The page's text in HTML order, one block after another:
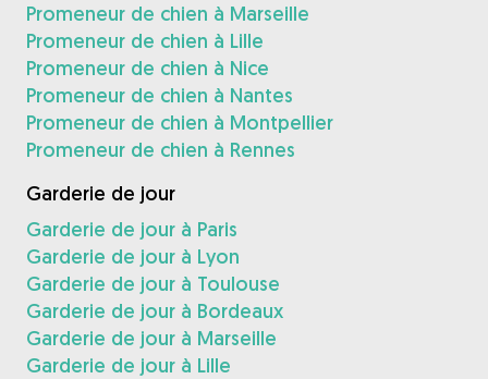
Promeneur de chien à Marseille
Promeneur de chien à Lille
Promeneur de chien à Nice
Promeneur de chien à Nantes
Promeneur de chien à Montpellier
Promeneur de chien à Rennes
Garderie de jour
Garderie de jour à Paris
Garderie de jour à Lyon
Garderie de jour à Toulouse
Garderie de jour à Bordeaux
Garderie de jour à Marseille
Garderie de jour à Lille